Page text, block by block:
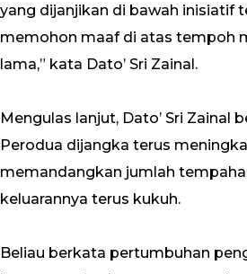
yang dijanjikan di bawah inisiatif
memohon maaf di atas tempoh
lama,” kata Dato’ Sri Zainal.
Mengulas lanjut, Dato’ Sri Zainal
Perodua dijangka terus
memandangkan jumlah
keluarannya terus kukuh.
Beliau berkata pertumbuhan